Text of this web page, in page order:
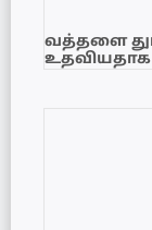
வத்தளை